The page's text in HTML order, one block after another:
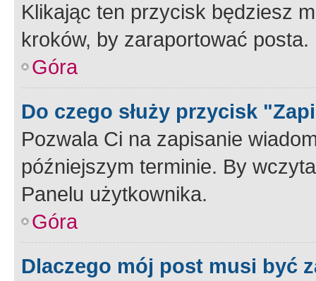
Klikając ten przycisk będziesz
kroków, by zaraportować posta.
Góra
Do czego służy przycisk
Pozwala Ci na zapisanie
późniejszym terminie. By
Panelu użytkownika.
Góra
Dlaczego mój post musi być